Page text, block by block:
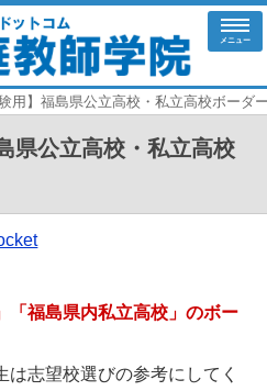
メニュー
用】福島県公立高校・私立高校ボーダ
県公立高校・私立高校
「福島県内私立高校」のボー
志望校選びの参考にしてく